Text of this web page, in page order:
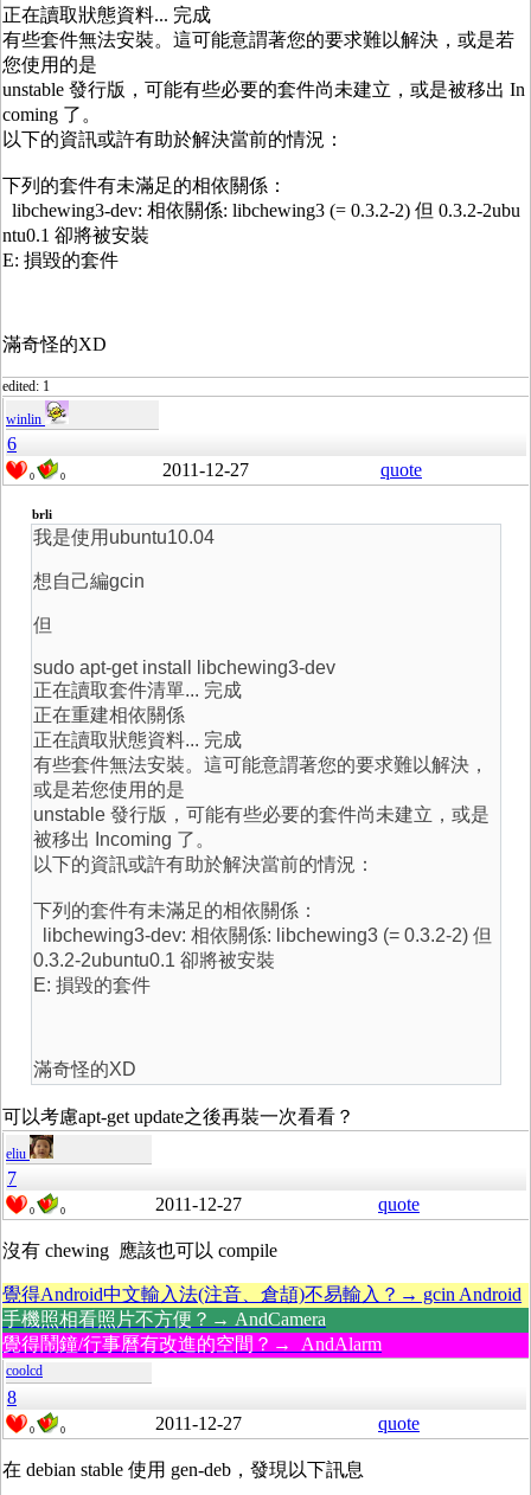
正在讀取狀態資料... 完成
有些套件無法安裝。這可能意謂著您的要求難以解決，或是若
您使用的是
unstable 發行版，可能有些必要的套件尚未建立，或是被移出 In
coming 了。
以下的資訊或許有助於解決當前的情況：
下列的套件有未滿足的相依關係：
libchewing3-dev: 相依關係: libchewing3 (= 0.3.2-2) 但 0.3.2-2ubu
ntu0.1 卻將被安裝
E: 損毀的套件
滿奇怪的XD
edited: 1
winlin
6
0 0 2011-12-27 quote
brli
我是使用ubuntu10.04
想自己編gcin
但
sudo apt-get install libchewing3-dev
正在讀取套件清單... 完成
正在重建相依關係
正在讀取狀態資料... 完成
有些套件無法安裝。這可能意謂著您的要求難以解決，
或是若您使用的是
unstable 發行版，可能有些必要的套件尚未建立，或是
被移出 Incoming 了。
以下的資訊或許有助於解決當前的情況：
下列的套件有未滿足的相依關係：
libchewing3-dev: 相依關係: libchewing3 (= 0.3.2-2) 但
0.3.2-2ubuntu0.1 卻將被安裝
E: 損毀的套件
滿奇怪的XD
可以考慮apt-get update之後再裝一次看看？
eliu
7
0 0 2011-12-27 quote
沒有 chewing 應該也可以 compile
覺得Android中文輸入法(注音、倉頡)不易輸入？→ gcin Android
手機照相看照片不方便？→ AndCamera
覺得鬧鐘/行事曆有改進的空間？→ AndAlarm
coolcd
8
0 0 2011-12-27 quote
在 debian stable 使用 gen-deb，發現以下訊息